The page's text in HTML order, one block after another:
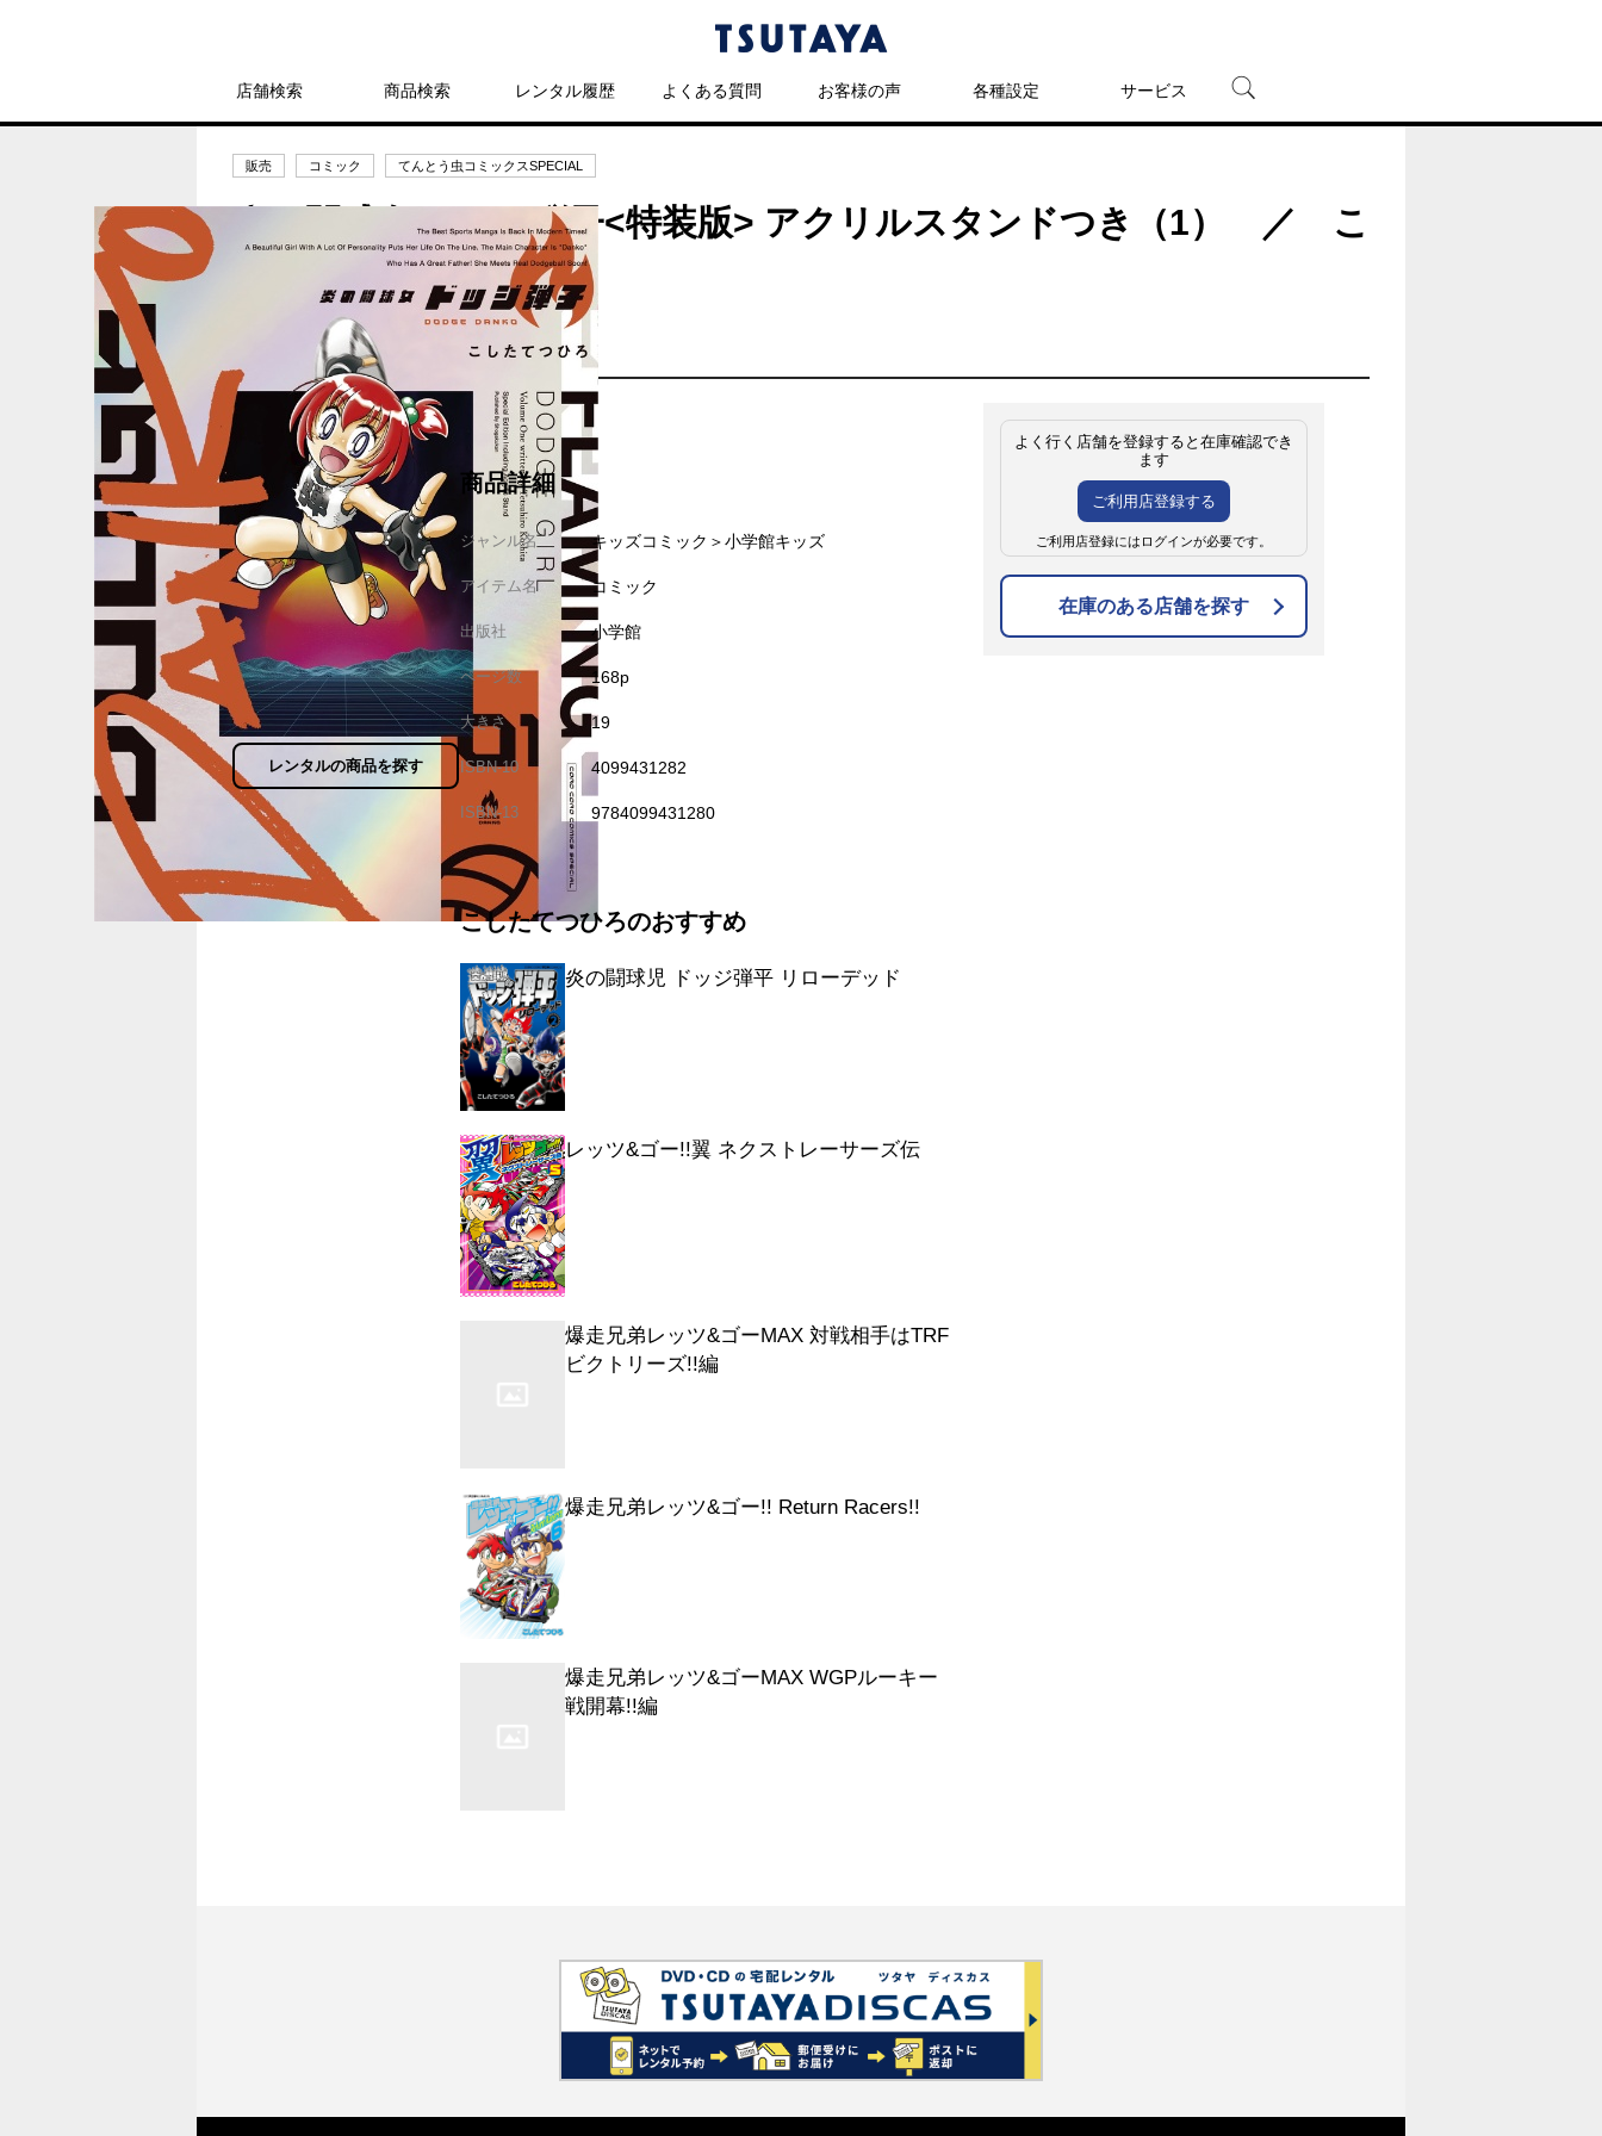
店舗検索 商品検索 レンタル履歴 よくある質問 お客様の声 各種設定 サービス
TSUTAYAプレミアムNEXT
販売 コミック てんとう虫コミックスSPECIAL
炎の闘球女 ドッジ弾子<特装版> アクリルスタンドつき（1） ／ こ
したてつひろ
発売日：2023年4月28日
レンタルの商品を探す
商品詳細
ジャンル名 キッズコミック＞小学館キッズ
アイテム名 コミック
出版社 小学館
ページ数 168p
大きさ 19
ISBN-10 4099431282
ISBN-13 9784099431280
こしたてつひろのおすすめ
炎の闘球児 ドッジ弾平 リローデッド
レッツ&ゴー!!翼 ネクストレーサーズ伝
爆走兄弟レッツ&ゴーMAX 対戦相手はTRF
ビクトリーズ!!編
爆走兄弟レッツ&ゴー!! Return Racers!!
爆走兄弟レッツ&ゴーMAX WGPルーキー
戦開幕!!編
よく行く店舗を登録すると在庫確認でき
ます
ご利用店登録する
ご利用店登録にはログインが必要です。
在庫のある店舗を探す